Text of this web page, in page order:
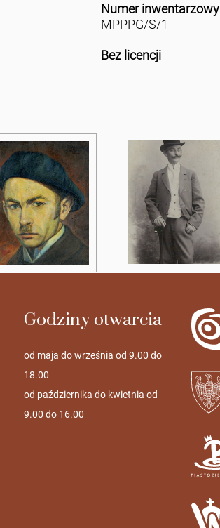
Numer inwentarzowy
MPPPG/S/1
Bez licencji
Godziny otwarcia
od maja do września od 9.00 do
18.00
od października do kwietnia od
9.00 do 16.00